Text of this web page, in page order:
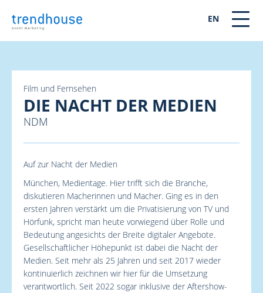
EN
Film und Fernsehen
DIE NACHT DER MEDIEN
NDM
Auf zur Nacht der Medien
München, Medientage. Hier trifft sich die Branche,
diskutieren Macherinnen und Macher. Ging es in den
ersten Jahren verstärkt um die Privatisierung von TV und
Hörfunk, spricht man heute vorwiegend über Rolle und
Bedeutung angesichts der Breite digitaler Angebote.
Gesellschaftlicher Höhepunkt ist dabei die Nacht der
Medien. Seit mehr als 25 Jahren und seit 2017 wieder
kontinuierlich zeichnen wir hier für die Umsetzung
verantwortlich. Seit 2022 sogar inklusive der Aftershow-